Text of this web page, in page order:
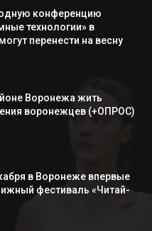
конференцию
технологии» в
перенести на весну
Воронежа жить
воронежцев (+ОПРОС)
в Воронеже впервые
фестиваль «Читай-